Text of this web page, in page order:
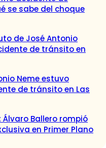
se sabe del choque
de José Antonio
de tránsito en
Neme estuvo
de tránsito en Las
Ballero rompió
en Primer Plano